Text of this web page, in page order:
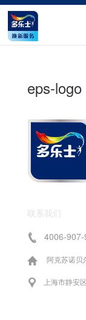
eps-logo
联系我们
4006-
阿克苏诺贝
上海市静安